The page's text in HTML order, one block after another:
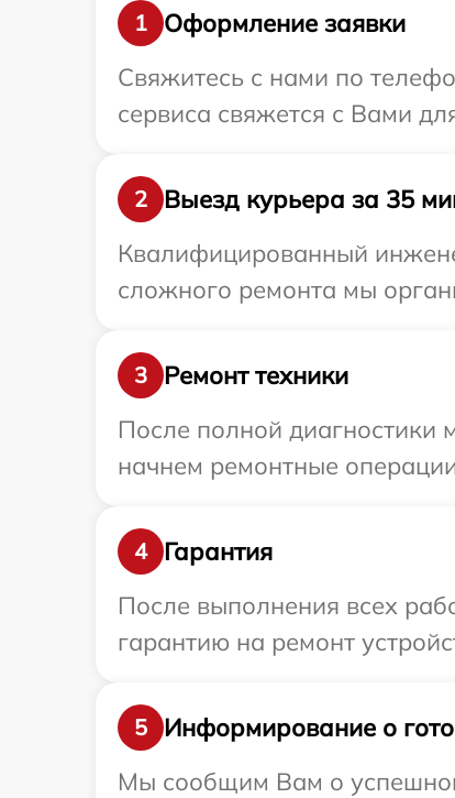
1
Оформление заявки
Свяжитесь с нами по
сервиса свяжется с Вами
2
Выезд курьера за 35
Квалифицированный
сложного ремонта мы
3
Ремонт техники
После полной диагностики
начнем ремонтные
4
Гарантия
После выполнения всех
гарантию на ремонт
5
Информирование о
Мы сообщим Вам о успешном